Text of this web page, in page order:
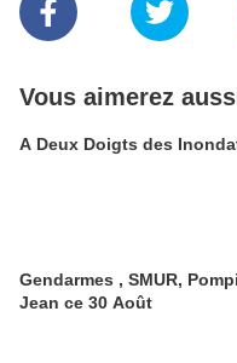
Vous aimerez
A Deux Doigts des
Gendarmes , SMUR,
Jean ce 30 Août